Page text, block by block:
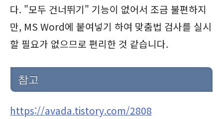
다. "모두 건너뛰기" 기능이 없어서 조금 불편하지
만, MS Word에 붙여넣기 하여 맞춤법 검사를 실시
할 필요가 없으므로 편리한 것 같습니다.
참고
https://avada.tistory.com/2808